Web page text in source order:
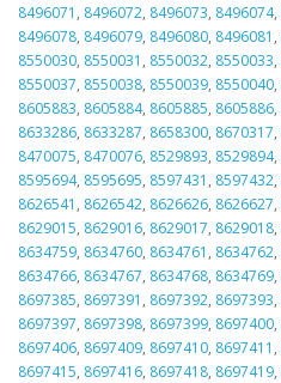
8496071 , 8496072, 8496073, 8496074,
8496078, 8496079, 8496080, 8496081 ,
8550030, 8550031 , 8550032, 8550033,
8550037, 8550038, 8550039, 8550040,
8605883, 8605884, 8605885, 8605886,
8633286, 8633287, 8658300, 8670317,
8470075, 8470076, 8529893, 8529894,
8595694, 8595695, 8597431 , 8597432,
8626541 , 8626542, 8626626, 8626627,
8629015, 8629016, 8629017, 8629018,
8634759, 8634760, 8634761 , 8634762,
8634766, 8634767, 8634768, 8634769,
8697385, 8697391 , 8697392, 8697393,
8697397, 8697398, 8697399, 8697400,
8697406, 8697409, 8697410, 8697411 ,
8697415, 8697416, 8697418, 8697419,